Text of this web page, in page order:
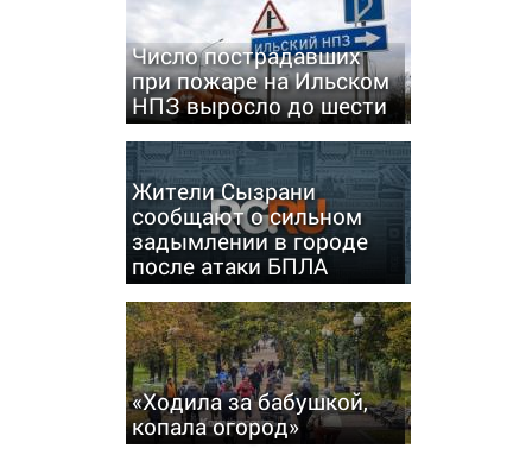
Число пострадавших
при пожаре на Ильском
НПЗ выросло до шести
Жители Сызрани
сообщают о сильном
задымлении в городе
после атаки БПЛА
«Ходила за бабушкой,
копала огород»